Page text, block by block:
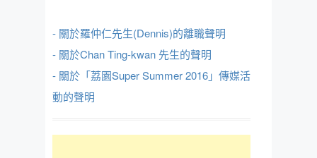
- 關於羅仲仁先生(Dennis)的離職聲明
- 關於Chan Ting-kwan 先生的聲明
- 關於「荔園Super Summer 2016」傳媒活
動的聲明